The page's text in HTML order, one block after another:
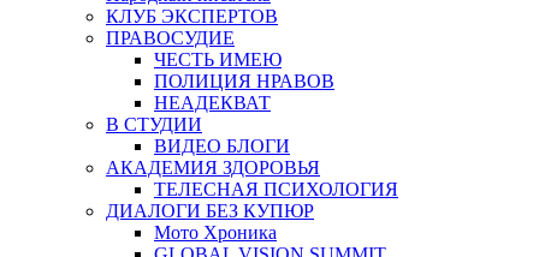
КЛУБ ЭКСПЕРТОВ
ПРАВОСУДИЕ
ЧЕСТЬ ИМЕЮ
ПОЛИЦИЯ НРАВОВ
НЕАДЕКВАТ
В СТУДИИ
ВИДЕО БЛОГИ
АКАДЕМИЯ ЗДОРОВЬЯ
ТЕЛЕСНАЯ ПСИХОЛОГИЯ
ДИАЛОГИ БЕЗ КУПЮР
Мото Хроника